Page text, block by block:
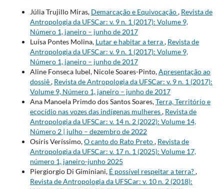
Júlia Trujillo Miras, Demarcação e Equivocação, Revista de
Antropologia da UFSCar: v. 9 n. 1 (2017): Volume 9,
Número 1, janeiro – junho de 2017
Luísa Pontes Molina, Lutar e habitar a terra, Revista de
Antropologia da UFSCar: v. 9 n. 1 (2017): Volume 9,
Número 1, janeiro – junho de 2017
Aline Fonseca Iubel, Nicole Soares-Pinto,Apresentação ao
dossiê, Revista de Antropologia da UFSCar: v. 9 n. 1 (2017):
Volume 9, Número 1, janeiro – junho de 2017
Ana Manoela Primdo dos Santos Soares,Terra, Território e
ecocídio nas vozes das indígenas mulheres, Revista de
Antropologia da UFSCar: v. 14 n. 2 (2022): Volume 14,
Número 2 | julho – dezembro de 2022
Osíris Veríssimo,O canto do Rato Preto, Revista de
Antropologia da UFSCar: v. 17 n. 1 (2025): Volume 17,
número 1, janeiro-junho 2025
Piergiorgio Di Giminiani, É possível respeitar a terra?,
Revista de Antropologia da UFSCar: v. 10 n. 2 (2018):